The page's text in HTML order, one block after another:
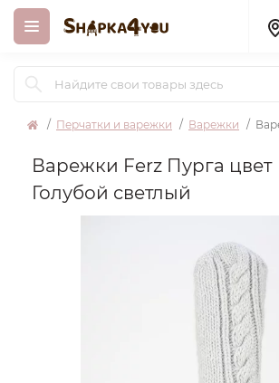
Перчатки и варежки Варежки
Варежки Ferz Пурга цвет
Голубой светлый